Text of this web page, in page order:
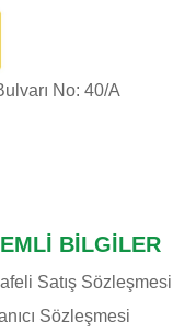
No: 40/A
BILGILER
Satış Sözleşmesi
Sözleşmesi